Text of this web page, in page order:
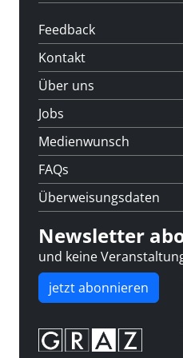
Feedback
Kontakt
Über uns
Jobs
Medienwunsch
FAQs
Überweisungsdaten
Newsletter
und keine
jetzt abonnieren